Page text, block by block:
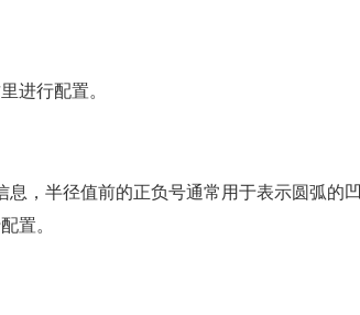
进行配置。
，半径值前的正负号通常用于表示圆弧的凹
置。